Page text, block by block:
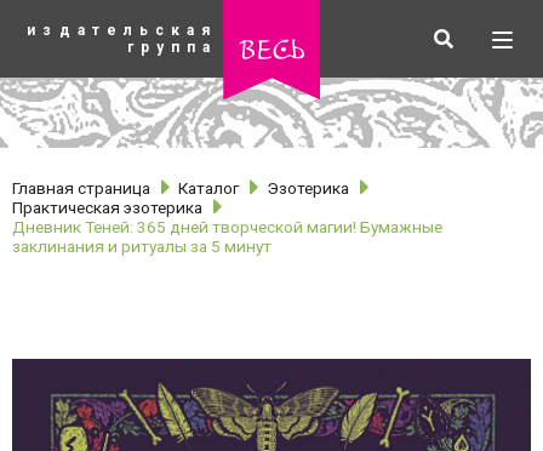
основному
издательская
группа
весь Искать
Главная страница Каталог
Эзотерика
Практическая эзотерика
Дневник Теней: 365 дней творческой магии! Бумажные
заклинания и ритуалы за 5 минут